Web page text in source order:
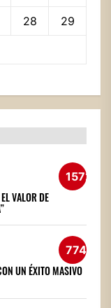
28 29
1572
VALOR DE
774
UN ÉXITO MASIVO